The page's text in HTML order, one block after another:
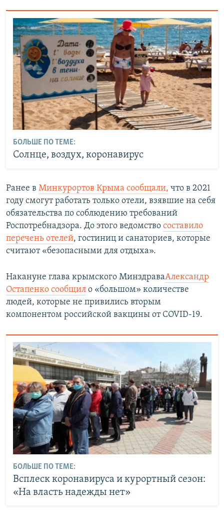
БОЛЬШЕ ПО ТЕМЕ:
Солнце, воздух, коронавирус
Ранее в Минкурортов Крыма сообщали, что в 2021
году смогут работать только отели, взявшие на себя
обязательства по соблюдению требований
Роспотребнадзора. До этого ведомство составило
перечень отелей, гостиниц и санаториев, которые
считают «безопасными для отдыха».
Накануне глава крымского МинздраваАлександр
Остапенко сообщил о «большом» количестве
людей, которые не привились вторым
компонентом российской вакцины от СOVID-19.
БОЛЬШЕ ПО ТЕМЕ:
Всплеск коронавируса и курортный сезон:
«На власть надежды нет»